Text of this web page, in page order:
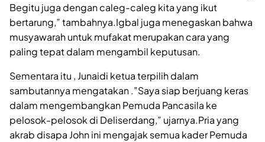
Begitu juga dengan caleg-caleg kita yang ikut
bertarung,” tambahnya.Igbal juga menegaskan bahwa
musyawarah untuk mufakat merupakan cara yang
paling tepat dalam mengambil keputusan.
Sementara itu , Junaidi ketua terpilih dalam
sambutannya mengatakan .”Saya siap berjuang keras
dalam mengembangkan Pemuda Pancasila ke
pelosok-pelosok di Deliserdang,” ujarnya.Pria yang
akrab disapa John ini mengajak semua kader Pemuda